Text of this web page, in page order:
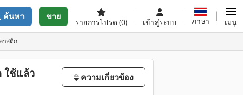
ค้นหา ขาย
รายการโปรด (0) เข้าสู่ระบบ ภาษา เมนู
าสติก
ใช้แล้ว ความเกี่ยวข้อง